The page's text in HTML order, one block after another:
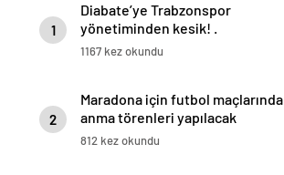
1
Diabate’ye Trabzonspor
yönetiminden kesik! .
1167 kez okundu
2
Maradona için futbol maçlarında
anma törenleri yapılacak
812 kez okundu